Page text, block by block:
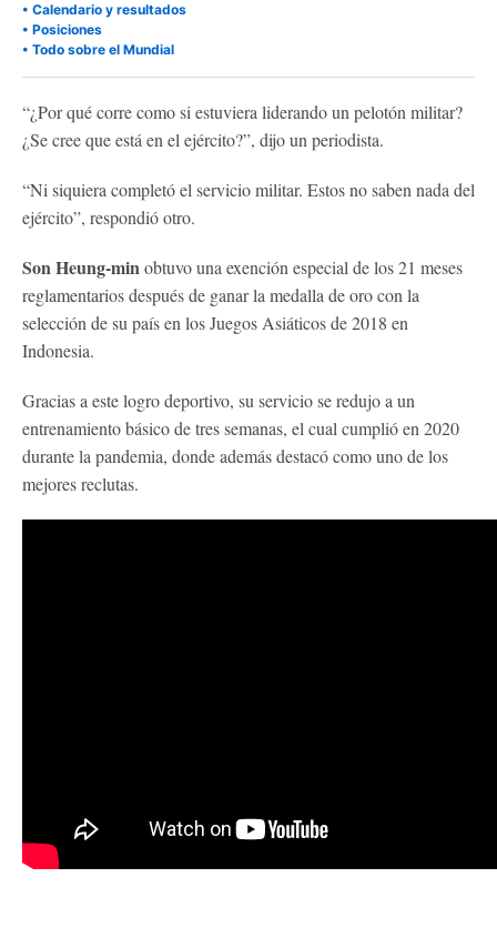
• Calendario y resultados
• Posiciones
• Todo sobre el Mundial
“¿Por qué corre como si estuviera liderando un pelotón militar?
¿Se cree que está en el ejército?”, dijo un periodista.
“Ni siquiera completó el servicio militar. Estos no saben nada del
ejército”, respondió otro.
Son Heung-minobtuvo una exención especial de los 21 meses
reglamentarios después de ganar la medalla de oro con la
selección de su país en los Juegos Asiáticos de 2018 en
Indonesia.
Gracias a este logro deportivo, su servicio se redujo a un
entrenamiento básico de tres semanas, el cual cumplió en 2020
durante la pandemia, donde además destacó como uno de los
mejores reclutas.